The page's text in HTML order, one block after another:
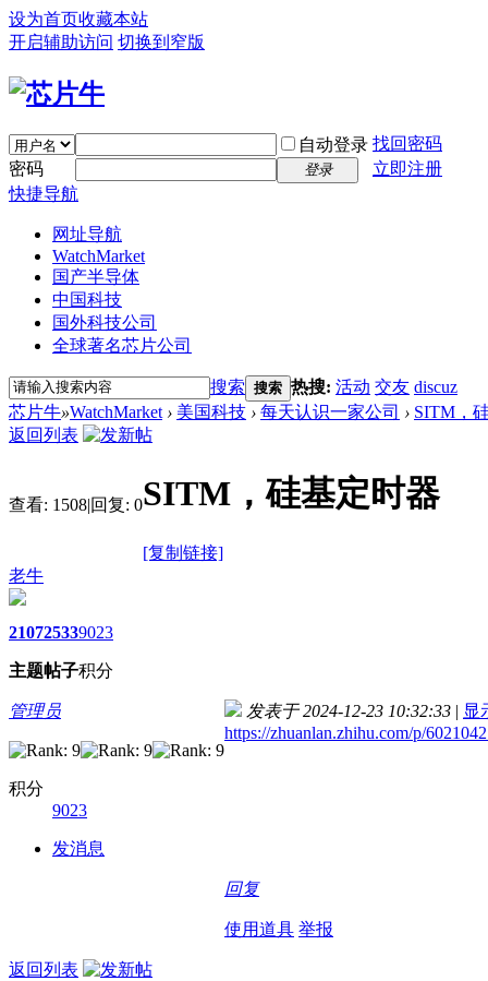
设为首页收藏本站
开启辅助访问 切换到窄版
自动登录 找回密码
密码
登录
立即注册
快捷导航
网址导航
WatchMarket
国产半导体
中国科技
国外科技公司
全球著名芯片公司
搜索 搜索 热搜: 活动 交友 discuz
芯片牛»WatchMarket › 美国科技 › 每天认识一家公司 › SITM，
返回列表
查看: 1508|回复: 0SITM，硅基定时器
[复制链接]
老牛
2107
主题
2533
帖子
9023
积分
管理员
积分
9023
发消息
发表于 2024-12-23 10:32:33 | 显
https://zhuanlan.zhihu.com/p/
回复
使用道具 举报
返回列表